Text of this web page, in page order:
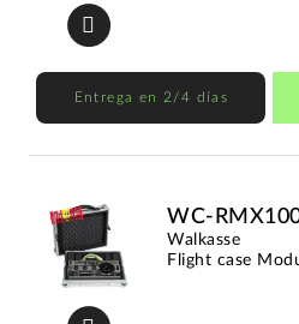
Entrega en 2/4 días
WC-
Walkasse
Flight case